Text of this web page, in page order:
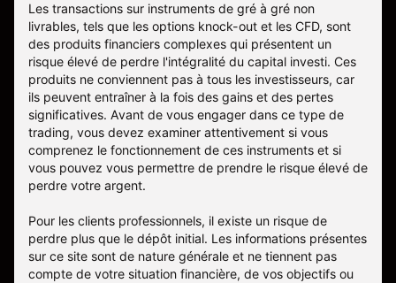
Les transactions sur instruments de gré à gré non
livrables, tels que les options knock-out et les CFD, sont
des produits financiers complexes qui présentent un
risque élevé de perdre l'intégralité du capital investi. Ces
produits ne conviennent pas à tous les investisseurs, car
ils peuvent entraîner à la fois des gains et des pertes
significatives. Avant de vous engager dans ce type de
trading, vous devez examiner attentivement si vous
comprenez le fonctionnement de ces instruments et si
vous pouvez vous permettre de prendre le risque élevé de
perdre votre argent.
Pour les clients professionnels, il existe un risque de
perdre plus que le dépôt initial. Les informations présentes
sur ce site sont de nature générale et ne tiennent pas
compte de votre situation financière, de vos objectifs ou